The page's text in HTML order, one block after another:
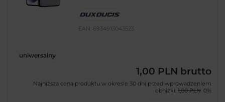
EAN: 6934913043523
uniwersalny
1,00 PLN brutto
Najniższa cena produktu w okresie 30 dni przed wprowadzeniem
obniżki: 1,00 PLN 0%